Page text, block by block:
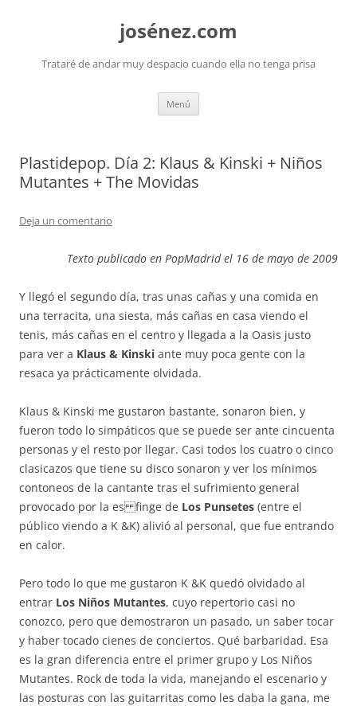
josénez.com
Trataré de andar muy despacio cuando ella no tenga prisa
Menú
Plastidepop. Día 2: Klaus & Kinski + Niños
Mutantes + The Movidas
Deja un comentario
Texto publicado en PopMadrid el 16 de mayo de 2009
Y llegó el segundo día, tras unas cañas y una comida en
una terracita, una siesta, más cañas en casa viendo el
tenis, más cañas en el centro y llegada a la Oasis justo
para ver a Klaus & Kinski ante muy poca gente con la
resaca ya prácticamente olvidada.
Klaus & Kinski me gustaron bastante, sonaron bien, y
fueron todo lo simpáticos que se puede ser ante cincuenta
personas y el resto por llegar. Casi todos los cuatro o cinco
clasicazos que tiene su disco sonaron y ver los mínimos
contoneos de la cantante tras el sufrimiento general
provocado por la es finge de Los Punsetes (entre el
público viendo a K &K) alivió al personal, que fue entrando
en calor.
Pero todo lo que me gustaron K &K quedó olvidado al
entrar Los Niños Mutantes, cuyo repertorio casi no
conozco, pero que demostraron un pasado, un saber tocar
y haber tocado cienes de conciertos. Qué barbaridad. Esa
es la gran diferencia entre el primer grupo y Los Niños
Mutantes. Rock de toda la vida, manejando el escenario y
las posturas con las guitarritas como les daba la gana, me